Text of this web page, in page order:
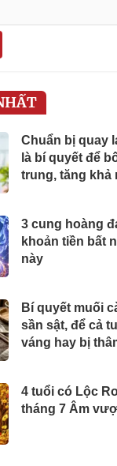
Chuẩn bị quay
là bí quyết để
trung, tăng khả
3 cung hoàng
khoản tiền bất
này
Bí quyết muối
sần sật, để cả
váng hay bị
4 tuổi có Lộc
tháng 7 Âm